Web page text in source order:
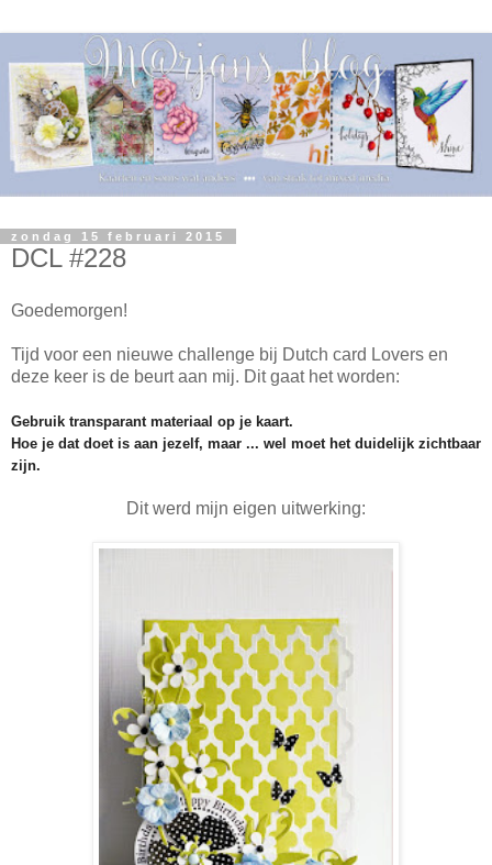
zondag 15 februari 2015
DCL #228
Goedemorgen!
Tijd voor een nieuwe challenge bij Dutch card Lovers en
deze keer is de beurt aan mij. Dit gaat het worden:
Gebruik transparant materiaal op je kaart.
Hoe je dat doet is aan jezelf, maar ... wel moet het duidelijk zichtbaar
zijn.
Dit werd mijn eigen uitwerking: